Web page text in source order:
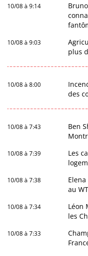
10/08 à 9:14
10/08 à 9:03
plus
10/08 à 8:00
des
10/08 à 7:43
Ben
10/08 à 7:39
Les
10/08 à 7:38
au
10/08 à 7:34
Léon
les
10/08 à 7:33